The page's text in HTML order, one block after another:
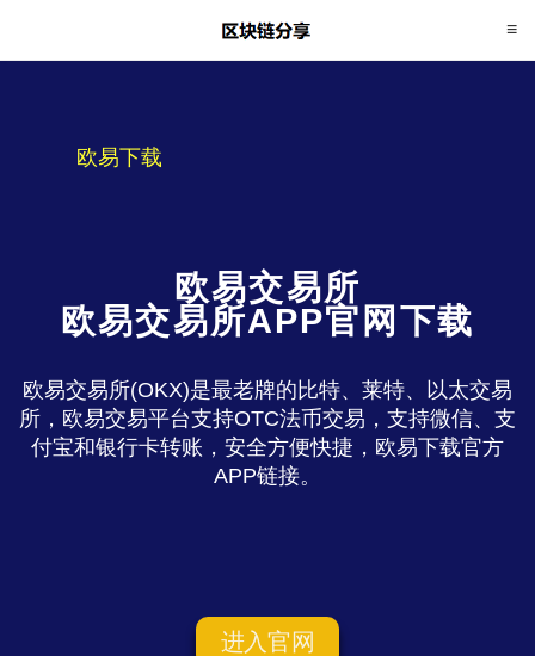
欧易下载
欧易交易所
欧易交易所APP官网下载
欧易交易所(OKX)是最老牌的比特、莱特、以太交易
所，欧易交易平台支持OTC法币交易，支持微信、支
付宝和银行卡转账，安全方便快捷，欧易下载官方
APP链接。
进入官网